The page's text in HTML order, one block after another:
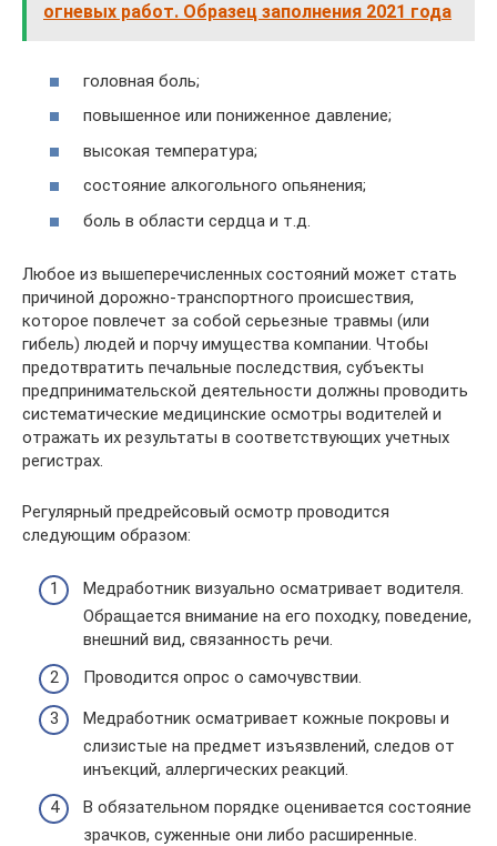
огневых работ. Образец заполнения 2021 года
головная боль;
повышенное или пониженное давление;
высокая температура;
состояние алкогольного опьянения;
боль в области сердца и т.д.
Любое из вышеперечисленных состояний может стать
причиной дорожно-транспортного происшествия,
которое повлечет за собой серьезные травмы (или
гибель) людей и порчу имущества компании. Чтобы
предотвратить печальные последствия, субъекты
предпринимательской деятельности должны проводить
систематические медицинские осмотры водителей и
отражать их результаты в соответствующих учетных
регистрах.
Регулярный предрейсовый осмотр проводится
следующим образом:
Медработник визуально осматривает водителя.
Обращается внимание на его походку, поведение,
внешний вид, связанность речи.
Проводится опрос о самочувствии.
Медработник осматривает кожные покровы и
слизистые на предмет изъязвлений, следов от
инъекций, аллергических реакций.
В обязательном порядке оценивается состояние
зрачков, суженные они либо расширенные.